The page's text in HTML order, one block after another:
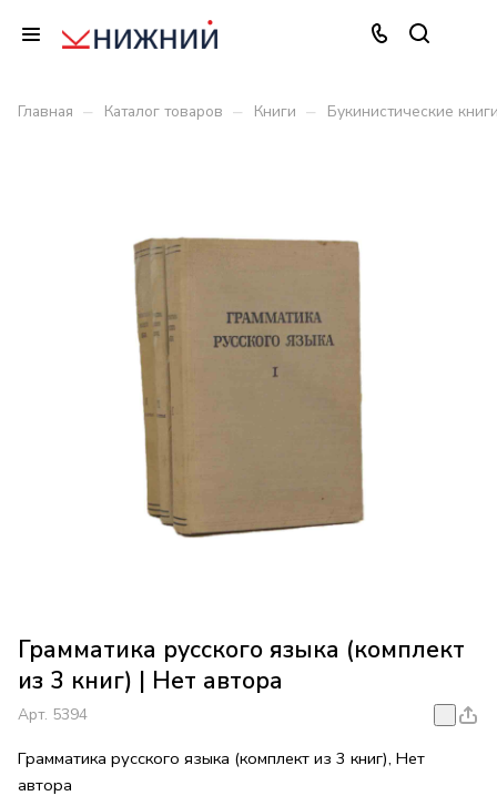
Главная – Каталог товаров – Книги – Букинистические
Грамматика русского языка (комплект
из 3 книг) | Нет автора
Арт. 5394
Грамматика русского языка (комплект из 3 книг), Нет
автора